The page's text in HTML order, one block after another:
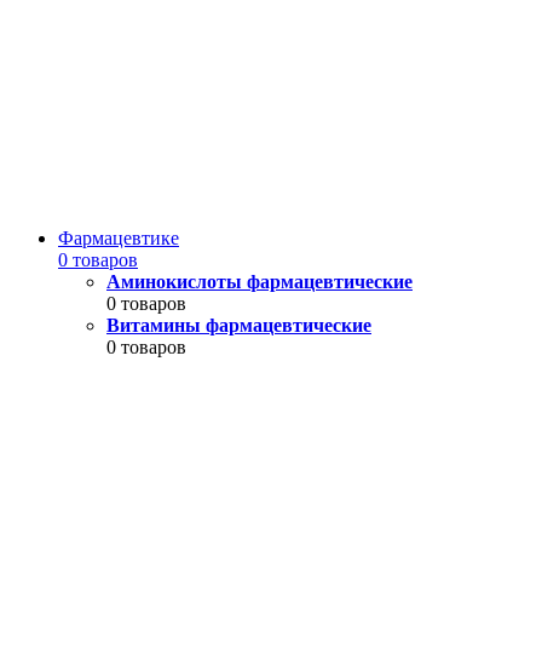
Фармацевтике
0 товаров
Аминокислоты фармацевтические
0 товаров
Витамины фармацевтические
0 товаров